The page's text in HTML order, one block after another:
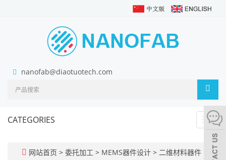
nanofab@diaotuotech.com
CATEGORIES
网站首页 > 委托加工 > MEMS器件设计 > 二维材料器件